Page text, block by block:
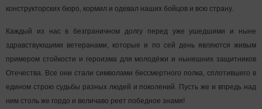
конструкторских бюро, кормил и одевал наших бойцов и всю страну.
Каждый из нас в безграничном долгу перед уже ушедшими и ныне
здравствующими ветеранами, которые и по сей день являются живым
примером стойкости и героизма для молодёжи и нынешних защитников
Отечества. Все они стали символами бессмертного полка, сплотившего в
едином строю судьбы разных людей и поколений. Пусть же и впредь над
ним столь же гордо и величаво реет победное знамя!